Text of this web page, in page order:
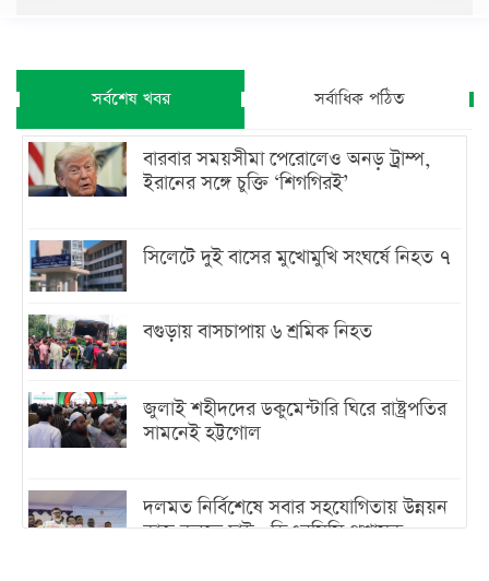
সর্বশেষ খবর সর্বাধিক পঠিত
বারবার সময়সীমা পেরোলেও অনড় ট্রাম্প,
ইরানের সঙ্গে চুক্তি ‘শিগগিরই’
সিলেটে দুই বাসের মুখোমুখি সংঘর্ষে নিহত ৭
বগুড়ায় বাসচাপায় ৬ শ্রমিক নিহত
জুলাই শহীদদের ডকুমেন্টারি ঘিরে রাষ্ট্রপতির
সামনেই হট্টগোল
দলমত নির্বিশেষে সবার সহযোগিতায় উন্নয়ন
কাজ করতে চাই : ডিএনসিসি প্রশাসক